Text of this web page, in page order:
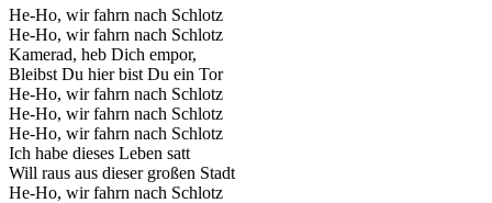
He-Ho, wir fahrn nach Schlotz
He-Ho, wir fahrn nach Schlotz
Kamerad, heb Dich empor,
Bleibst Du hier bist Du ein Tor
He-Ho, wir fahrn nach Schlotz
He-Ho, wir fahrn nach Schlotz
He-Ho, wir fahrn nach Schlotz
Ich habe dieses Leben satt
Will raus aus dieser großen Stadt
He-Ho, wir fahrn nach Schlotz